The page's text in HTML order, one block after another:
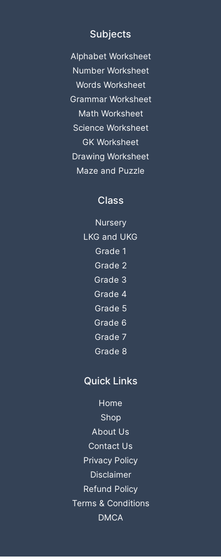
Subjects
Alphabet Worksheet
Number Worksheet
Words Worksheet
Grammar Worksheet
Math Worksheet
Science Worksheet
GK Worksheet
Drawing Worksheet
Maze and Puzzle
Class
Nursery
LKG and UKG
Grade 1
Grade 2
Grade 3
Grade 4
Grade 5
Grade 6
Grade 7
Grade 8
Quick Links
Home
Shop
About Us
Contact Us
Privacy Policy
Disclaimer
Refund Policy
Terms & Conditions
DMCA